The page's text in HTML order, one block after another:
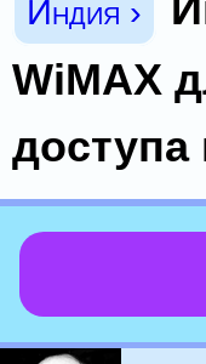
Индия ›
WiMAX
доступа